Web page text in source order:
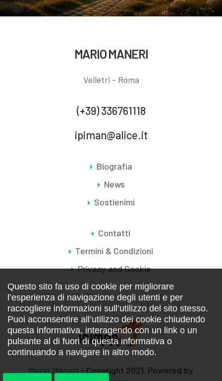
MARIO MANERI
Velletri - Roma
(+39) 336761118
ipiman@alice.it
Biografia
News
Sostienimi
Contatti
Termini & Condizioni
Privacy and Cookie
Mario Maneri - Copyright 2021. Powered by
Questo sito fa uso di cookie per migliorare
l’esperienza di navigazione degli utenti e per
raccogliere informazioni sull’utilizzo del sito stesso.
Puoi acconsentire all’utilizzo dei cookie chiudendo
questa informativa, interagendo con un link o un
pulsante al di fuori di questa informativa o
continuando a navigare in altro modo.